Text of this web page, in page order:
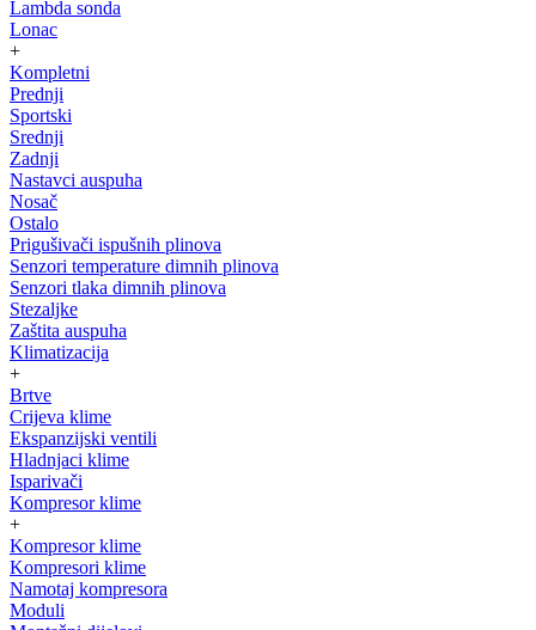
Lambda sonda
Lonac
+
Kompletni
Prednji
Sportski
Srednji
Zadnji
Nastavci auspuha
Nosač
Ostalo
Prigušivači ispušnih plinova
Senzori temperature dimnih plinova
Senzori tlaka dimnih plinova
Stezaljke
Zaštita auspuha
Klimatizacija
+
Brtve
Crijeva klime
Ekspanzijski ventili
Hladnjaci klime
Isparivači
Kompresor klime
+
Kompresor klime
Kompresori klime
Namotaj kompresora
Moduli